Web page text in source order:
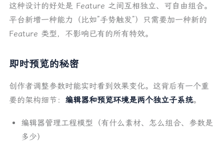
这种设计的好处是 Feature 之间互相独立、可自由组合。
平台新增一种能力（比如”手势触发”）只需要加一种新的
Feature 类型，不影响已有的所有特效。
即时预览的秘密
创作者调整参数时能实时看到效果变化。这背后有一个重
要的架构细节： 编辑器和预览环境是两个独立子系统。
编辑器管理工程模型（有什么素材、怎么组合、参数是
多少）